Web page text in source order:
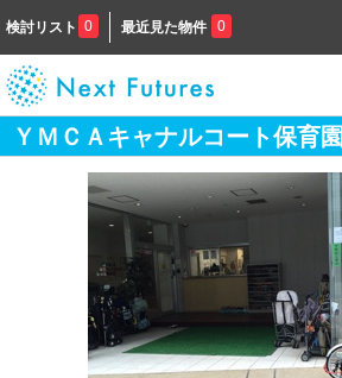
検討リスト 0 最近見た物件 0
ＹＭＣＡキャナルコート保育園